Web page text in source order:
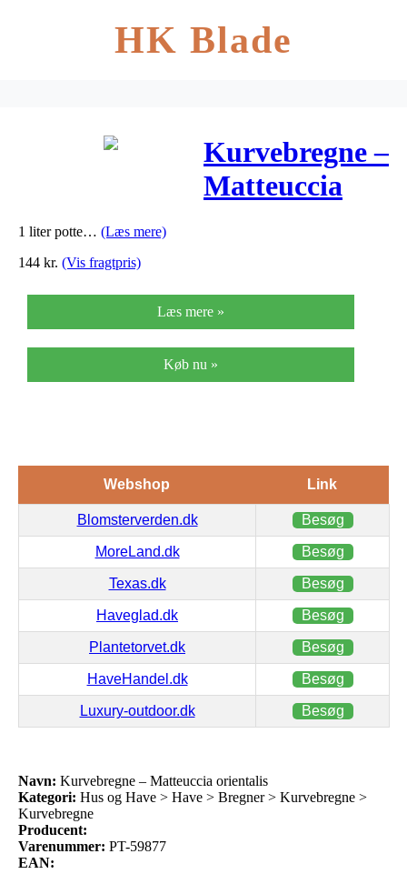
HK Blade
Kurvebregne –
Matteuccia
1 liter potte… (Læs mere)
144 kr. (Vis fragtpris)
Læs mere »
Køb nu »
Webshop Link
Blomsterverden.dk Besøg
MoreLand.dk Besøg
Texas.dk Besøg
Haveglad.dk Besøg
Plantetorvet.dk Besøg
HaveHandel.dk Besøg
Luxury-outdoor.dk Besøg
Navn: Kurvebregne – Matteuccia orientalis
Kategori: Hus og Have > Have > Bregner > Kurvebregne >
Kurvebregne
Producent:
Varenummer: PT-59877
EAN: